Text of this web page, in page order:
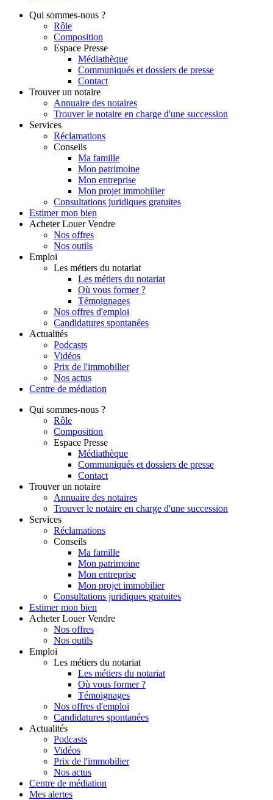
Qui sommes-nous ?
Rôle
Composition
Espace Presse
Médiathèque
Communiqués et dossiers de presse
Contact
Trouver un notaire
Annuaire des notaires
Trouver le notaire en charge d'une succession
Services
Réclamations
Conseils
Ma famille
Mon patrimoine
Mon entreprise
Mon projet immobilier
Consultations juridiques gratuites
Estimer mon bien
Acheter Louer Vendre
Nos offres
Nos outils
Emploi
Les métiers du notariat
Les métiers du notariat
Où vous former ?
Témoignages
Nos offres d'emploi
Candidatures spontanées
Actualités
Podcasts
Vidéos
Prix de l'immobilier
Nos actus
Centre de médiation
Qui sommes-nous ?
Rôle
Composition
Espace Presse
Médiathèque
Communiqués et dossiers de presse
Contact
Trouver un notaire
Annuaire des notaires
Trouver le notaire en charge d'une succession
Services
Réclamations
Conseils
Ma famille
Mon patrimoine
Mon entreprise
Mon projet immobilier
Consultations juridiques gratuites
Estimer mon bien
Acheter Louer Vendre
Nos offres
Nos outils
Emploi
Les métiers du notariat
Les métiers du notariat
Où vous former ?
Témoignages
Nos offres d'emploi
Candidatures spontanées
Actualités
Podcasts
Vidéos
Prix de l'immobilier
Nos actus
Centre de médiation
Mes alertes